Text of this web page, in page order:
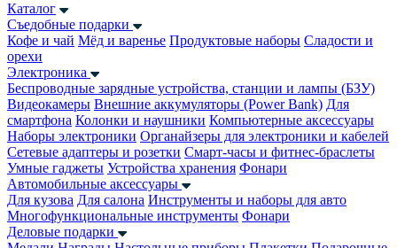
Каталог
Съедобные подарки
Кофе и чай Мёд и варенье Продуктовые наборы Сладости и
орехи
Электроника
Беспроводные зарядные устройства, станции и лампы (БЗУ)
Видеокамеры Внешние аккумуляторы (Power Bank) Для
смартфона Колонки и наушники Компьютерные аксессуары
Наборы электроники Органайзеры для электроники и кабелей
Сетевые адаптеры и розетки Смарт-часы и фитнес-браслеты
Умные гаджеты Устройства хранения Фонари
Автомобильные аксессуары
Для кузова Для салона Инструменты и наборы для авто
Многофункциональные инструменты Фонари
Деловые подарки